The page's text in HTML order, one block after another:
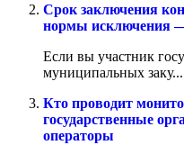
Срок заключения
нормы исключения
Если вы участник
муниципальных
Кто проводит
государственные
операторы